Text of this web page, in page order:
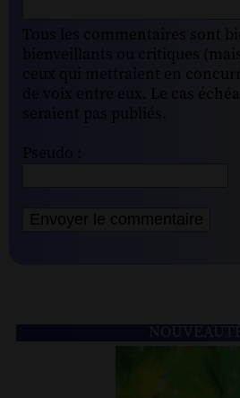
Tous les commentaires sont
bienveillants ou critiques
ceux qui mettraient en
de voix entre eux. Le cas
seraient pas publiés.
Pseudo :